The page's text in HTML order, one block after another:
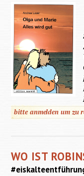
bitte anmelden um zu
WO IST